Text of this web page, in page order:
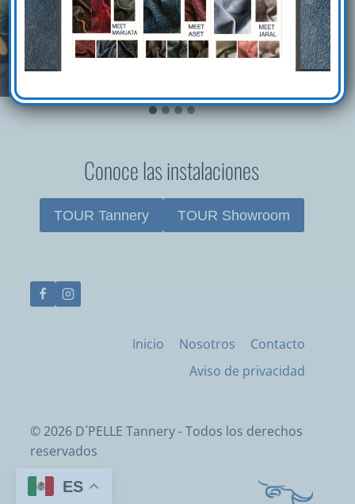
Conoce las instalaciones
TOUR Tannery TOUR Showroom
Inicio Nosotros
Contacto
Aviso de privacidad
© 2026 D´PELLE Tannery - Todos los derechos
reservados
ES